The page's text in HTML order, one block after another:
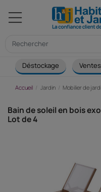
Déstockage
Accueil Jardin Mobilier de
Bain de soleil en bois
Lot de 4